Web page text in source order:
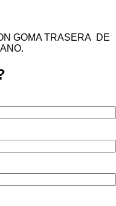
GOMA TRASERA DE